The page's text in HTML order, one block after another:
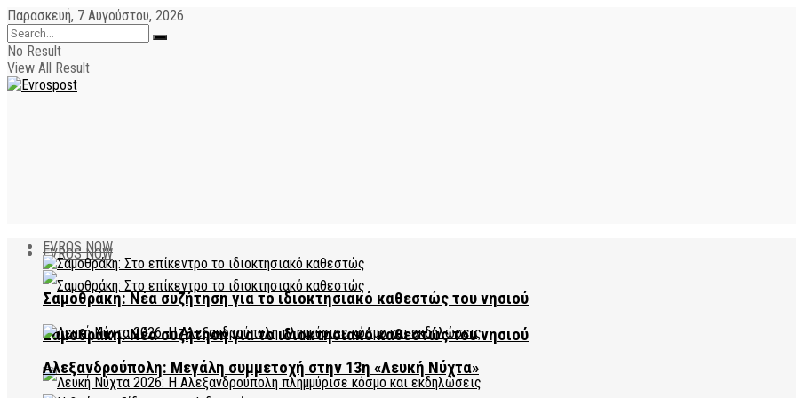
Παρασκευή, 7 Αυγούστου, 2026
No Result
View All Result
EVROS NOW
Σαμοθράκη: Νέα συζήτηση για το ιδιοκτησιακό καθεστώς του νησιού
EVROS NOW
Σαμοθράκη: Νέα συζήτηση για το ιδιοκτησιακό καθεστώς του νησιού
Αλεξανδρούπολη: Μεγάλη συμμετοχή στην 13η «Λευκή Νύχτα»